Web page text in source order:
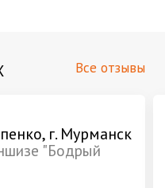
Все отзывы
г. Мурманск
"Бодрый